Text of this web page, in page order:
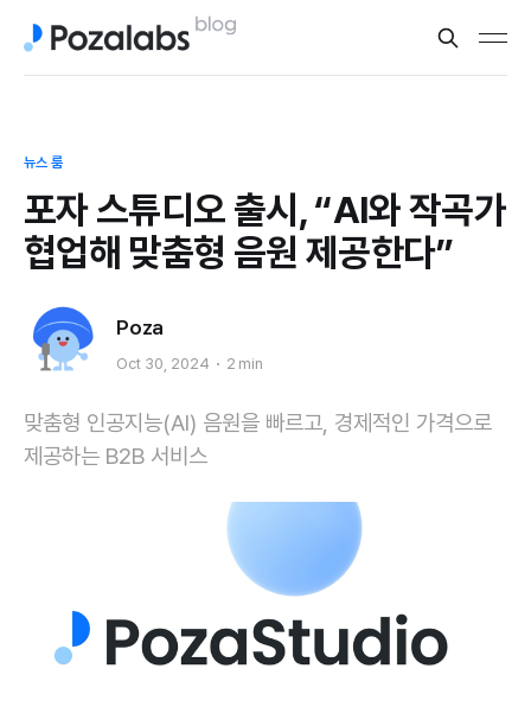
뉴스 룸
포자 스튜디오 출시, “AI와 작곡가
협업해 맞춤형 음원 제공한다”
Poza
Oct 30, 2024 2 min
맞춤형 인공지능(AI) 음원을 빠르고, 경제적인 가격으로
제공하는 B2B 서비스